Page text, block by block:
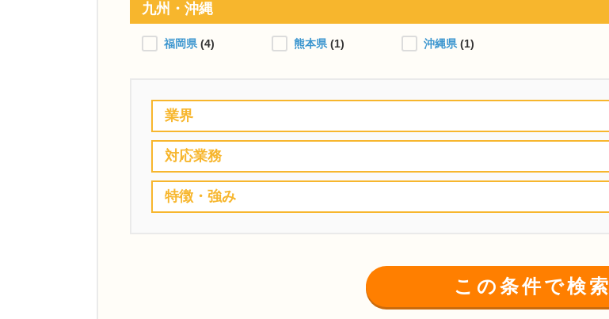
九州・沖縄
福岡県 (4) 熊本県 (1) 沖縄県 (1)
業界
対応業務
特徴・強み
この条件で検索